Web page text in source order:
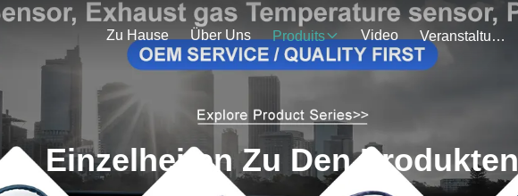
Zu Hause Über Uns Produits Video Veranstaltungen
Einzelheiten Zu Den Produkten